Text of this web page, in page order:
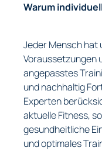
Warum
Jeder Mensch
Voraussetzungen
angepasstes
und nachhaltig
Experten
aktuelle Fitness,
gesundheitliche
und optimales